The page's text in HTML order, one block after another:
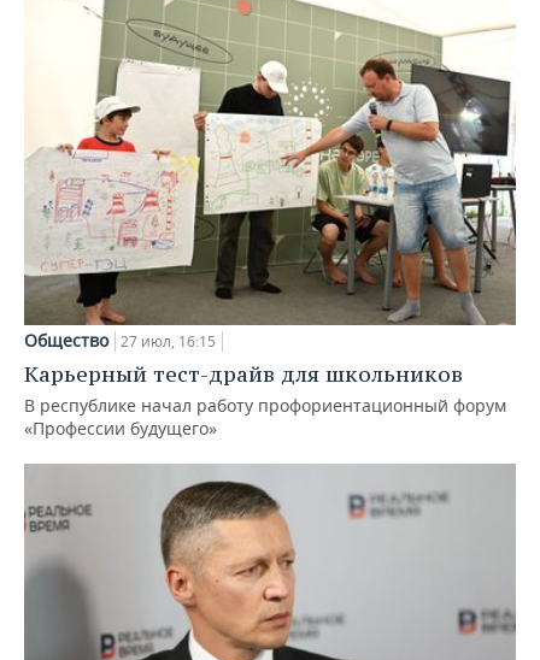
Общество 27 июл, 16:15
Карьерный тест-драйв для школьников
В республике начал работу профориентационный форум
«Профессии будущего»